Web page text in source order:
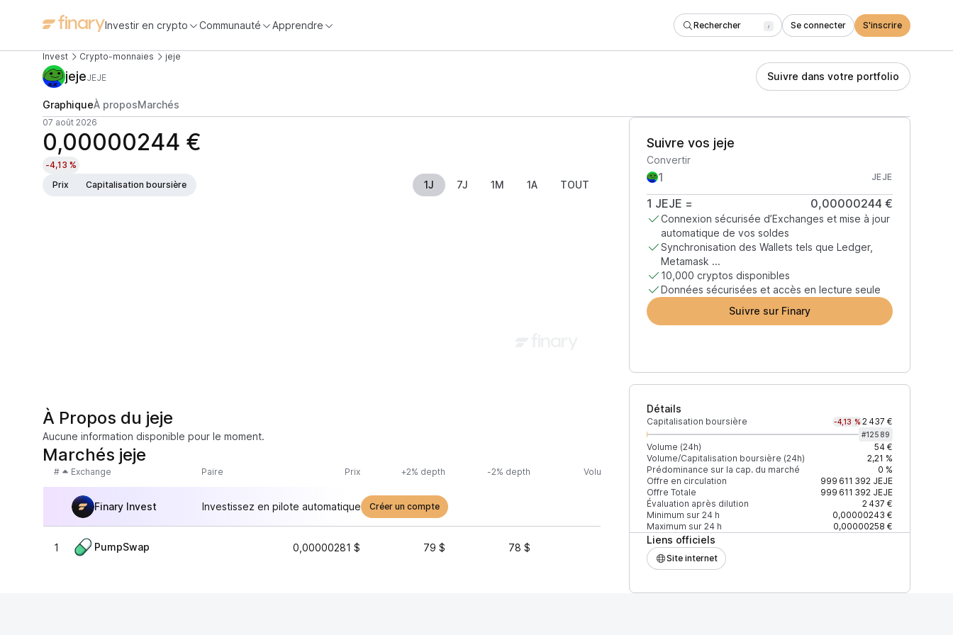
Investir en crypto Communauté Apprendre Rechercher / Se connecter S'inscrire
Invest Crypto-monnaies jeje
jejeJEJE Suivre dans votre portfolio
GraphiqueÀ proposMarchés
07 août 2026
0,00000244 €
-4,13 %
Prix
Capitalisation boursière 1J 7J 1M 1A TOUT
Suivre vos jeje
Convertir
JEJE
1 JEJE = 0,00000244 €
Connexion sécurisée d’Exchanges et mise à jour
automatique de vos soldes
Synchronisation des Wallets tels que Ledger,
Metamask ...
10,000 cryptos disponibles
Données sécurisées et accès en lecture seule
Suivre sur Finary
Détails
Capitalisation boursière -4,13 % 2 437 €
#12589
Volume (24h)
54 €
Volume/Capitalisation boursière (24h)
2,21 %
Prédominance sur la cap. du marché
0 %
Offre en circulation
999 611 392JEJE
Offre Totale
999 611 392JEJE
Évaluation après dilution
2 437 €
Minimum sur 24 h
0,00000243 €
Maximum sur 24 h
0,00000258 €
Liens officiels
Site internet
À Propos du jeje
Aucune information disponible pour le moment.
Marchés jeje
# Exchange Paire Prix +2% depth -2% depth Volume (24h) % du volume Confiance Mis à jour
Finary Invest Investissez en pilote automatique Créer un compte
1 PumpSwap 0,00000281 $ 79 $ 78 $ 100 %